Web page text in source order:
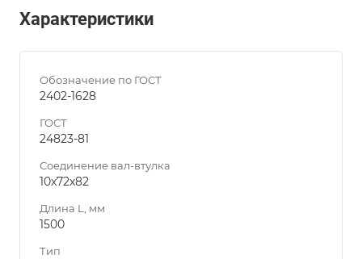
Характеристики
Обозначение по ГОСТ
2402-1628
ГОСТ
24823-81
Соединение вал-втулка
10х72х82
Длина L, мм
1500
Тип